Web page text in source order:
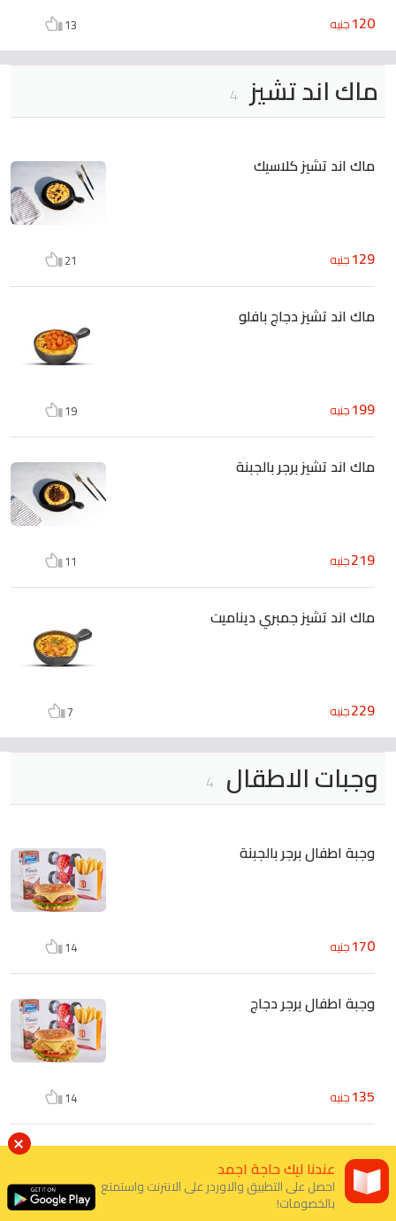
120جنيه 13
ماك اند تشيز 4
ماك اند تشيز كلاسيك
129جنيه 21
ماك اند تشيز دجاج بافلو
199جنيه 19
ماك اند تشيز برجر بالجبنة
219جنيه 11
ماك اند تشيز جمبري ديناميت
229جنيه 7
وجبات الاطقال 4
وجبة اطفال برجر بالجبنة
170جنيه 14
وجبة اطفال برجر دجاج
135جنيه 14
وجبة اطفال دجاج ناجتس
عندنا ليك حاجة اجمد
احصل على التطبيق والاوردر على الانترنت واستمتع
بالخصومات!